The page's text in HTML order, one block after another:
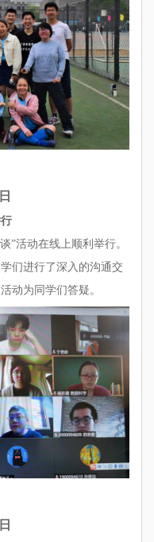
”活动在线上顺利举行。
们进行了深入的沟通交
动为同学们答疑。